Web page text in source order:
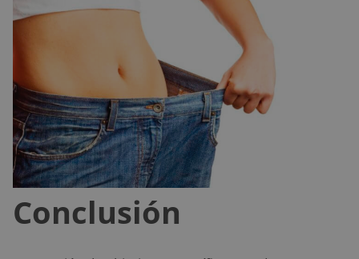
Conclusión